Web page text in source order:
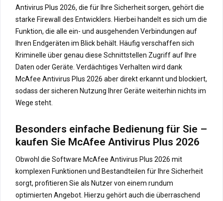
Antivirus Plus 2026, die für Ihre Sicherheit sorgen, gehört die
starke Firewall des Entwicklers. Hierbei handelt es sich um die
Funktion, die alle ein- und ausgehenden Verbindungen auf
Ihren Endgeräten im Blick behält. Häufig verschaffen sich
Kriminelle über genau diese Schnittstellen Zugriff auf Ihre
Daten oder Geräte. Verdächtiges Verhalten wird dank
McAfee Antivirus Plus 2026 aber direkt erkannt und blockiert,
sodass der sicheren Nutzung Ihrer Geräte weiterhin nichts im
Wege steht.
Besonders einfache Bedienung für Sie –
kaufen Sie McAfee Antivirus Plus 2026
Obwohl die Software McAfee Antivirus Plus 2026 mit
komplexen Funktionen und Bestandteilen für Ihre Sicherheit
sorgt, profitieren Sie als Nutzer von einem rundum
optimierten Angebot. Hierzu gehört auch die überraschend